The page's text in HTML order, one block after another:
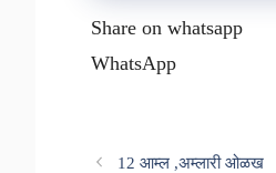
Share on whatsapp
WhatsApp
12 आम्ल ,अम्लारी ओळख